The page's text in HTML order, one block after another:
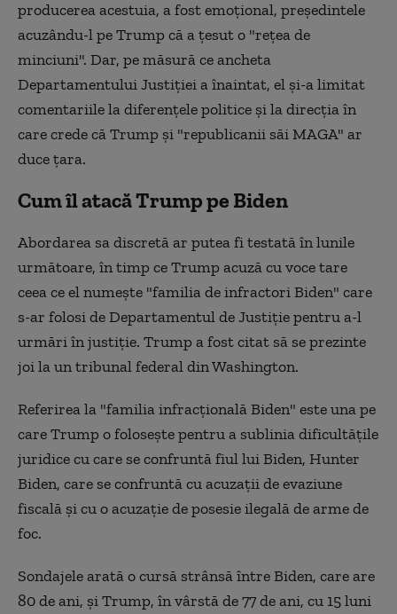
producerea acestuia, a fost emoțional, președintele
acuzându-l pe Trump că a ţesut o "reţea de
minciuni". Dar, pe măsură ce ancheta
Departamentului Justiţiei a înaintat, el şi-a limitat
comentariile la diferenţele politice şi la direcţia în
care crede că Trump şi "republicanii săi MAGA" ar
duce ţara.
Cum îl atacă Trump pe Biden
Abordarea sa discretă ar putea fi testată în lunile
următoare, în timp ce Trump acuză cu voce tare
ceea ce el numeşte "familia de infractori Biden" care
s-ar folosi de Departamentul de Justiţie pentru a-l
urmări în justiţie. Trump a fost citat să se prezinte
joi la un tribunal federal din Washington.
Referirea la "familia infracţională Biden" este una pe
care Trump o foloseşte pentru a sublinia dificultăţile
juridice cu care se confruntă fiul lui Biden, Hunter
Biden, care se confruntă cu acuzaţii de evaziune
fiscală şi cu o acuzaţie de posesie ilegală de arme de
foc.
Sondajele arată o cursă strânsă între Biden, care are
80 de ani, şi Trump, în vârstă de 77 de ani, cu 15 luni